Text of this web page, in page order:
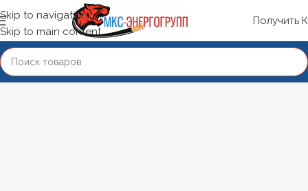
Skip to navigation
Skip to main content
Получить